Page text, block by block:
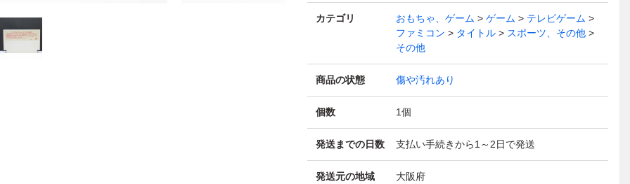
カテゴリ おもちゃ、ゲーム ゲーム
テレビゲーム
ファミコン
タイトル
スポーツ、その他
その他
商品の状態 傷や汚れあり
個数 1個
発送までの日数 支払い手続きから1～2日で発送
発送元の地域 大阪府